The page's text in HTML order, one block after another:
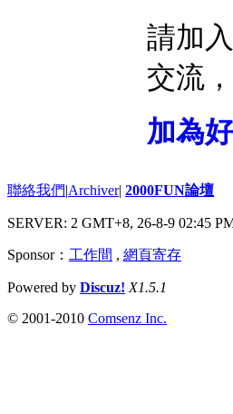
請加
交流
加為
聯絡我們|Archiver| 2000FUN論壇
SERVER: 2 GMT+8, 26-8-9 02:45
Sponsor： 工作間 , 網頁寄存
Powered by Discuz! X1.5.1
© 2001-2010 Comsenz Inc.